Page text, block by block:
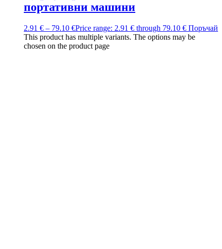
портативни машини
2.91 € – 79.10 €Price range: 2.91 € through 79.10 € Поръчай
This product has multiple variants. The options may be
chosen on the product page